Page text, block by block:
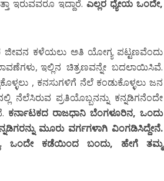
ಇರುವವರೂ ಇದ್ದಾರೆ.ಎಲ್ಲರ ಧ್ಯೇಯ ಒಂದೇ,
ಕಳೆಯಲು ಅತಿ ಯೋಗ್ಯ ಪಟ್ಟಣವೆಂದು
ಇಲ್ಲಿನ ಚಿತ್ರಣವನ್ನೇ ಬದಲಾಯಿಸಿವೆ.
, ಕನಸುಗಳಿಗೆ ನೆಲೆ ಕಂಡುಕೊಳ್ಳಲು ಜನ
ಪ್ರತಿಯೊಬ್ಬನನ್ನು ಕನ್ನಡಿಗನೆಂದೇ
ಕರ್ನಾಟಕದ ರಾಜಧಾನಿ ಬೆಂಗಳೂರಿನ, ಒಂದು
ಮೂರು ವರ್ಗಗಳಾಗಿ ವಿಂಗಡಿಸಿದ್ದೇನೆ.
ಒಂದೇ ಕಡೆಯಿಂದ ಬಂದು, ಹೇಗೆ ತಮ್ಮ